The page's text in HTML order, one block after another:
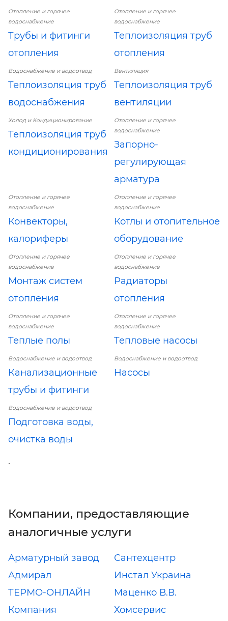
Отопление и горячее
водоснабжение
Трубы и фитинги
отопления
Отопление и горячее
водоснабжение
Теплоизоляция труб
отопления
Водоснабжение и водоотвод
Теплоизоляция труб
водоснабжения
Вентиляция
Теплоизоляция труб
вентиляции
Холод и Кондиционирование
Теплоизоляция труб
кондиционирования
Отопление и горячее
водоснабжение
Запорно-
регулирующая
арматура
Отопление и горячее
водоснабжение
Конвекторы,
калориферы
Отопление и горячее
водоснабжение
Котлы и отопительное
оборудование
Отопление и горячее
водоснабжение
Монтаж систем
отопления
Отопление и горячее
водоснабжение
Радиаторы
отопления
Отопление и горячее
водоснабжение
Теплые полы
Отопление и горячее
водоснабжение
Тепловые насосы
Водоснабжение и водоотвод
Канализационные
трубы и фитинги
Водоснабжение и водоотвод
Насосы
Водоснабжение и водоотвод
Подготовка воды,
очистка воды
.
Компании, предоставляющие
аналогичные услуги
Арматурный завод
Адмирал
Сантехцентр
Инстал Украина
ТЕРМО-ОНЛАЙН
Маценко В.В.
Компания
Хомсервис